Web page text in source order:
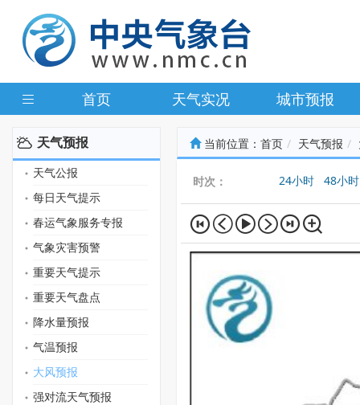
首页 天气实况 城市预报
天气预报
天气公报
每日天气提示
春运气象服务专报
气象灾害预警
重要天气提示
重要天气盘点
降水量预报
气温预报
大风预报
强对流天气预报
当前位置： 首页 天气预报
时次： 24小时 48小时